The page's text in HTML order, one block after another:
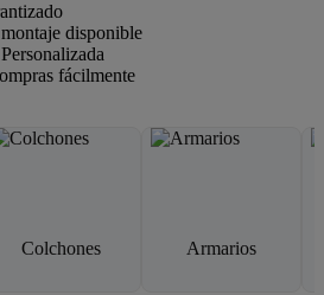
disponible
fácilmente
Colchones Armarios